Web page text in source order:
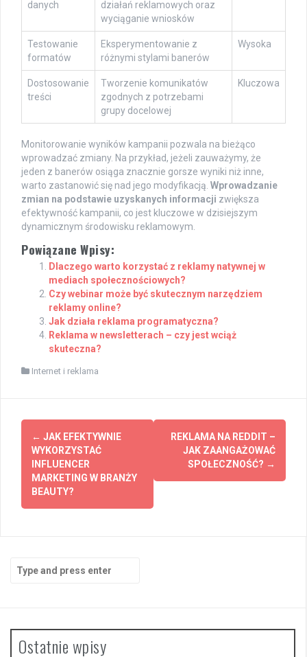
danych
działań reklamowych oraz
wyciąganie wniosków
Testowanie
formatów
Eksperymentowanie z
różnymi stylami banerów
Wysoka
Dostosowanie
treści
Tworzenie komunikatów
zgodnych z potrzebami
grupy docelowej
Kluczowa
Monitorowanie wyników kampanii pozwala na bieżąco
wprowadzać zmiany. Na przykład, jeżeli zauważymy, że
jeden z banerów osiąga znacznie gorsze wyniki niż inne,
warto zastanowić się nad jego modyfikacją. Wprowadzanie
zmian na podstawie uzyskanych informacji zwiększa
efektywność kampanii, co jest kluczowe w dzisiejszym
dynamicznym środowisku reklamowym.
Powiązane Wpisy:
Dlaczego warto korzystać z reklamy natywnej w
mediach społecznościowych?
Czy webinar może być skutecznym narzędziem
reklamy online?
Jak działa reklama programatyczna?
Reklama w newsletterach – czy jest wciąż
skuteczna?
Internet i reklama
Post
navigation
← JAK EFEKTYWNIE
WYKORZYSTAĆ
INFLUENCER
MARKETING W BRANŻY
BEAUTY?
REKLAMA NA REDDIT –
JAK ZAANGAŻOWAĆ
SPOŁECZNOŚĆ? →
for:
Ostatnie wpisy